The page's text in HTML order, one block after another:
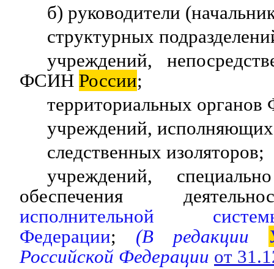
б) руководители
структурных
учреждений,
ФСИН России;
территориальных
учреждений, исполняющих
следственных изоляторов;
учреждений,
обеспечения
исполнительной
Федерации; (В редакции
Российской Федерации от